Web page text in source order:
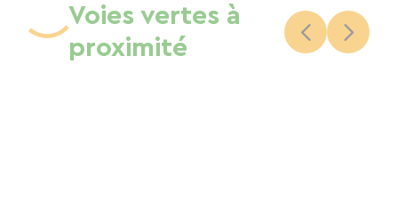
Voies vertes à
proximité